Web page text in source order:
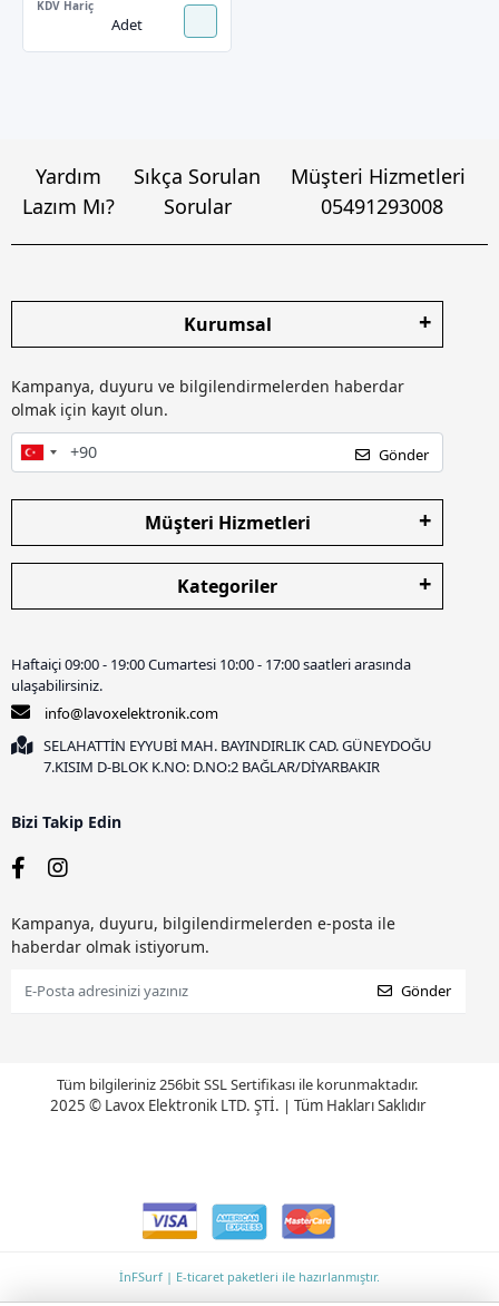
KDV Hariç
Adet
Yardım
Lazım Mı?
Sıkça Sorulan
Sorular
Müşteri Hizmetleri
05491293008
Kurumsal
Kampanya, duyuru ve bilgilendirmelerden haberdar
olmak için kayıt olun.
Gönder
Müşteri Hizmetleri
Kategoriler
Haftaiçi 09:00 - 19:00 Cumartesi 10:00 - 17:00 saatleri arasında
ulaşabilirsiniz.
info@lavoxelektronik.com
SELAHATTİN EYYUBİ MAH. BAYINDIRLIK CAD. GÜNEYDOĞU
7.KISIM D-BLOK K.NO: D.NO:2 BAĞLAR/DİYARBAKIR
Bizi Takip Edin
Kampanya, duyuru, bilgilendirmelerden e-posta ile
haberdar olmak istiyorum.
Gönder
Tüm bilgileriniz 256bit SSL Sertifikası ile korunmaktadır.
2025 © Lavox Elektronik LTD. ŞTİ. | Tüm Hakları Saklıdır
İnFSurf | E-ticaret paketleri ile hazırlanmıştır.